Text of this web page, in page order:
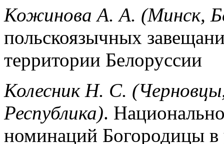
Кожинова А. А. (Минск,
польскоязычных
территории Белоруссии
Колесник Н. С.
Республика).
номинаций Богородицы в